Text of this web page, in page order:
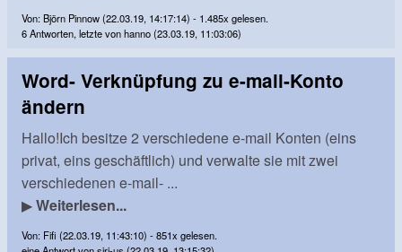
Von: Björn Pinnow (22.03.19, 14:17:14) - 1.485x gelesen.
6 Antworten, letzte von hanno (23.03.19, 11:03:06)
Word- Verknüpfung zu e-mail-Konto
ändern
Hallo!Ich besitze 2 verschiedene e-mail Konten (eins
privat, eins geschäftlich) und verwalte sie mit zwei
verschiedenen e-mail- ...
▶Weiterlesen...
Von: Fifi (22.03.19, 11:43:10) - 851x gelesen.